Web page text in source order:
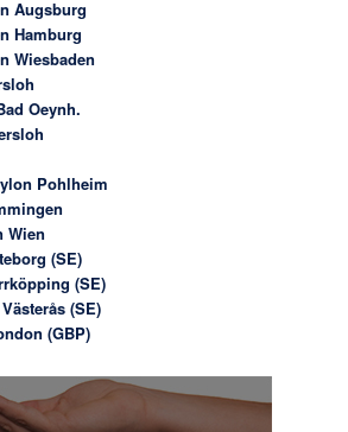
Augsburg
Hamburg
Wiesbaden
Oeynh.
Pohlheim
Wien
(SE)
(SE)
(SE)
(GBP)